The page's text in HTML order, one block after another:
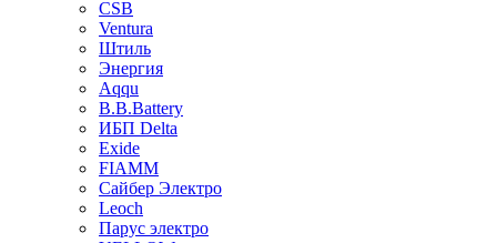
CSB
Ventura
Штиль
Энергия
Aqqu
B.B.Bаttery
ИБП Delta
Exide
FIAMM
Сайбер Электро
Leoch
Парус электро